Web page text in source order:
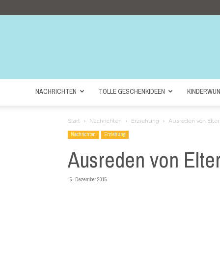
NACHRICHTEN TOLLE GESCHENKIDEEN
Start Nachrichten Erziehung Ausreden von
Nachrichten Erziehung
Ausreden von
5. Dezember 2015